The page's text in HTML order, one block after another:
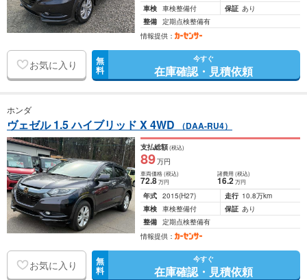
車検 車検整備付 保証 あり
整備 定期点検整備有
情報提供：
お気に入り 無
料
今すぐ
在庫確認・見積依頼
ホンダ
ヴェゼル 1.5 ハイブリッド X 4WD （DAA-RU4）
支払総額(税込)
89万円
車両価格(税込)
72.8万円
諸費用 (税込)
16.2 万円
年式 2015(H27) 走行 10.8万km
車検 車検整備付 保証 あり
整備 定期点検整備有
情報提供：
お気に入り 無
料
今すぐ
在庫確認・見積依頼